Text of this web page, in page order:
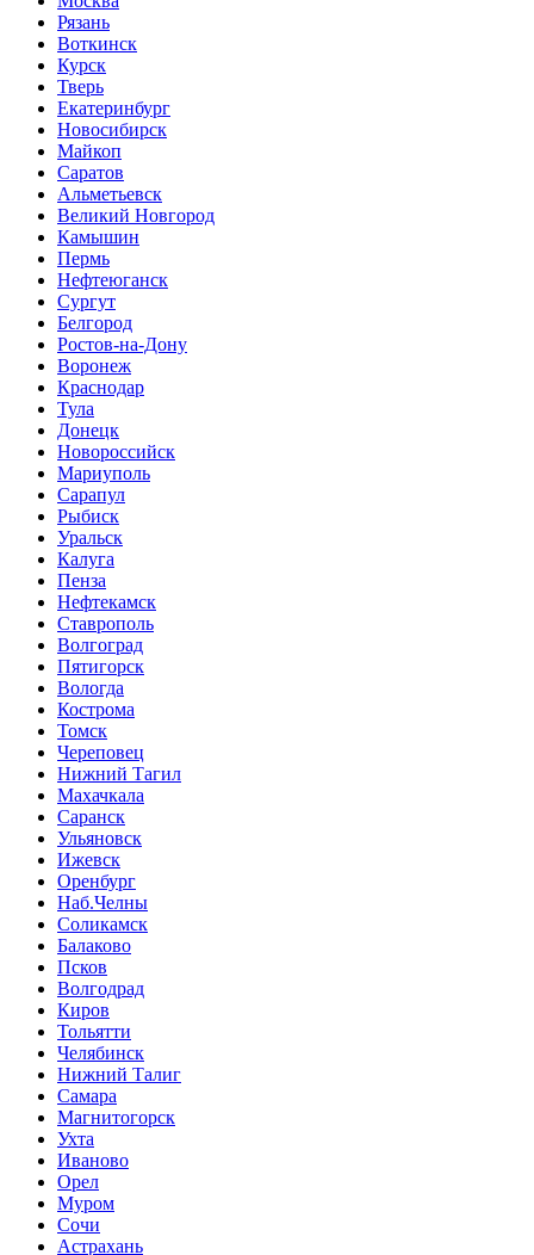
Рязань
Воткинск
Курск
Тверь
Екатеринбург
Новосибирск
Майкоп
Саратов
Альметьевск
Великий Новгород
Камышин
Пермь
Нефтеюганск
Сургут
Белгород
Ростов-на-Дону
Воронеж
Краснодар
Тула
Донецк
Новороссийск
Мариуполь
Сарапул
Рыбиск
Уральск
Калуга
Пенза
Нефтекамск
Ставрополь
Волгоград
Пятигорск
Вологда
Кострома
Томск
Череповец
Нижний Тагил
Махачкала
Саранск
Ульяновск
Ижевск
Оренбург
Наб.Челны
Соликамск
Балаково
Псков
Волгодрад
Киров
Тольятти
Челябинск
Нижний Талиг
Самара
Магнитогорск
Ухта
Иваново
Орел
Муром
Сочи
Астрахань